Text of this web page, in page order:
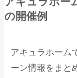
の開催例
アキュラホーム
ーン情報をまと